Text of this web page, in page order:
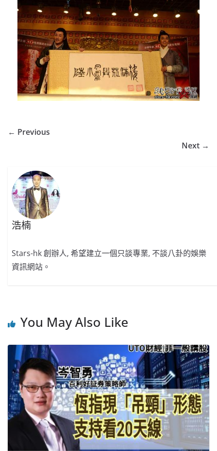
← Previous
Next →
浩楠
Stars-hk 創辦人, 希望建立一個只談專業, 不談八卦的娛樂
資訊網站。
You May Also Like